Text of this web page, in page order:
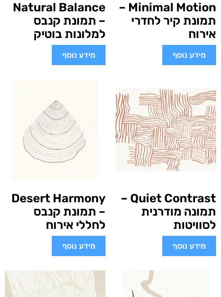
Minimal Motion –
תמונת קיר לחדרי
אירוח
מידע נוסף
Natural Balance
– תמונת קנבס
למלונות בוטיק
מידע נוסף
Quiet Contrast –
תמונה מודרנית
לסוויטות
מידע נוסף
Desert Harmony
– תמונת קנבס
לחללי אירוח
מידע נוסף